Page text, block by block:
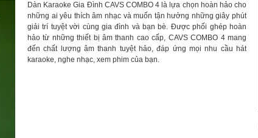
Dàn Karaoke Gia Đình CAVS COMBO 4 là lựa chọn hoàn hảo cho
những ai yêu thích âm nhạc và muốn tận hưởng những giây phút
giải trí tuyệt vời cùng gia đình và bạn bè. Được phối ghép hoàn
hảo từ những thiết bị âm thanh cao cấp, CAVS COMBO 4 mang
đến chất lượng âm thanh tuyệt hảo, đáp ứng mọi nhu cầu hát
karaoke, nghe nhạc, xem phim của bạn.